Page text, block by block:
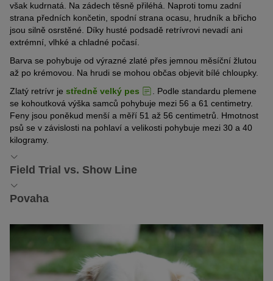
však kudrnatá. Na zádech těsně přiléhá. Naproti tomu zadní
strana předních končetin, spodní strana ocasu, hrudník a břicho
jsou silně osrstěné. Díky husté podsadě retrívrovi nevadí ani
extrémní, vlhké a chladné počasí.
Barva se pohybuje od výrazné zlaté přes jemnou měsíční žlutou
až po krémovou. Na hrudi se mohou občas objevit bílé chloupky.
Zlatý retrívr je středně velký pes
. Podle standardu plemene
se kohoutková výška samců pohybuje mezi 56 a 61 centimetry.
Feny jsou poněkud menší a měří 51 až 56 centimetrů. Hmotnost
psů se v závislosti na pohlaví a velikosti pohybuje mezi 30 a 40
kilogramy.
Field Trial vs. Show Line
Rozdíly mezi pracovní a výstavní linií
Pracovní linie (neboli field trial) se vyznačuje atletickou a štíhlou
postavou. Zástupci této linie jsou obzvláště temperamentní a mají
výrazný lovecký instinkt. Obzvláště vysoká je také ochota učit se.
Tato linie se tak nejvíce blíží původnímu chovnému cíli zlatého
Povaha
Zlatý retrívr je jako málokteré jiné plemeno psa proslulý svou „vůlí
potěšit“. Chce se svému člověku zavděčit a vyznačuje se
výraznou dychtivostí po učení. S velkým klidem se přizpůsobuje
každodenním situacím a rád se účastní všech aktivit svého